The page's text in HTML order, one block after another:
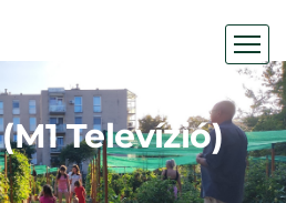
Televízió)